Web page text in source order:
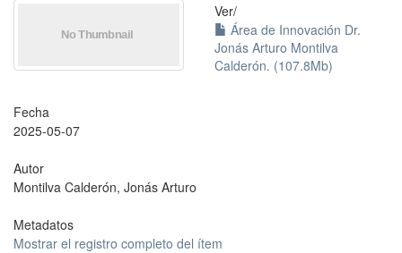
Ver/
Área de Innovación Dr.
Jonás Arturo Montilva
Calderón. (107.8Mb)
Fecha
2025-05-07
Autor
Montilva Calderón, Jonás Arturo
Metadatos
Mostrar el registro completo del ítem